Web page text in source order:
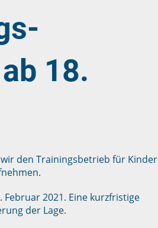
18.
den Trainingsbetrieb für Kinder
Februar 2021. Eine kurzfristige
der Lage.